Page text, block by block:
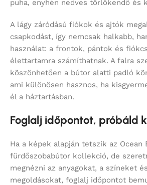
puha, enyhén nedves törlőkendő és
A lágy záródású fiókok és ajtók
csapkodást, így nemcsak halkabb,
használat: a frontok, pántok és
élettartamra számíthatnak. A falra
köszönhetően a bútor alatti padló
ami különösen hasznos, ha
él a háztartásban.
Foglalj időpontot, próbáld
Ha a képek alapján tetszik az Ocean
fürdőszobabútor kollekció, de
megnézni az anyagokat, a színeket
megoldásokat, foglalj időpontot